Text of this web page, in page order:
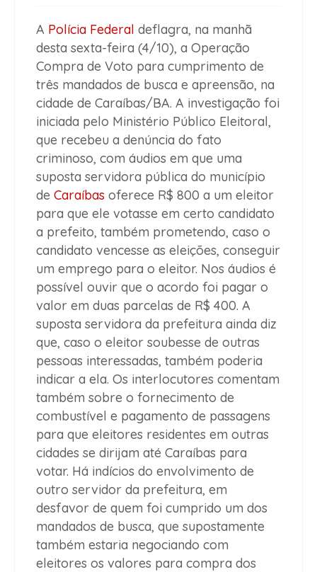
A Polícia Federal deflagra, na manhã
desta sexta-feira (4/10), a Operação
Compra de Voto para cumprimento de
três mandados de busca e apreensão, na
cidade de Caraíbas/BA. A investigação foi
iniciada pelo Ministério Público Eleitoral,
que recebeu a denúncia do fato
criminoso, com áudios em que uma
suposta servidora pública do município
de Caraíbas oferece R$ 800 a um eleitor
para que ele votasse em certo candidato
a prefeito, também prometendo, caso o
candidato vencesse as eleições, conseguir
um emprego para o eleitor. Nos áudios é
possível ouvir que o acordo foi pagar o
valor em duas parcelas de R$ 400. A
suposta servidora da prefeitura ainda diz
que, caso o eleitor soubesse de outras
pessoas interessadas, também poderia
indicar a ela. Os interlocutores comentam
também sobre o fornecimento de
combustível e pagamento de passagens
para que eleitores residentes em outras
cidades se dirijam até Caraíbas para
votar. Há indícios do envolvimento de
outro servidor da prefeitura, em
desfavor de quem foi cumprido um dos
mandados de busca, que supostamente
também estaria negociando com
eleitores os valores para compra dos